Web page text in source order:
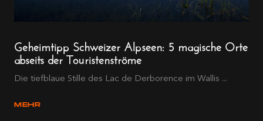
Geheimtipp Schweizer Alpseen: 5 magische Orte
abseits der Touristenströme
Die tiefblaue Stille des Lac de Derborence im Wallis ...
MEHR